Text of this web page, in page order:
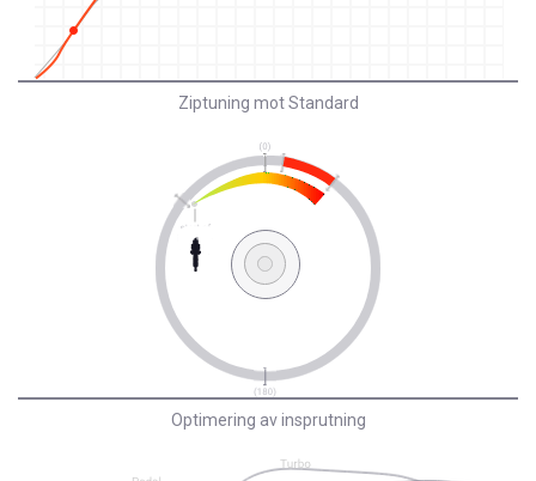
Ziptuning mot Standard
Optimering av insprutning